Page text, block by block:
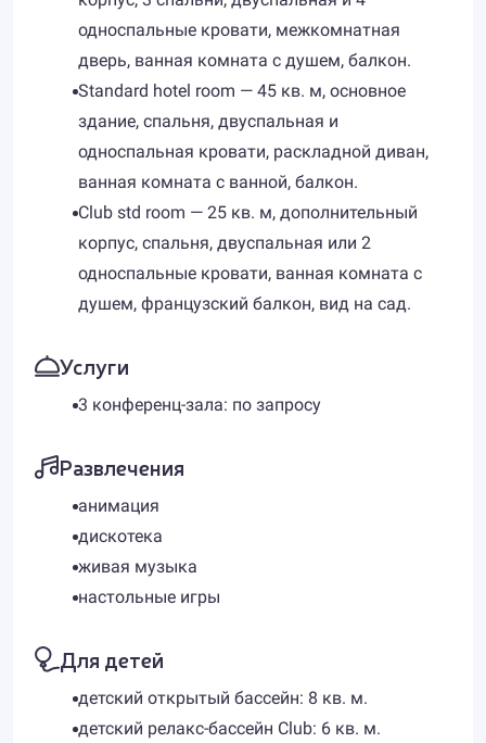
односпальные кровати, межкомнатная
дверь, ванная комната с душем, балкон.
Standard hotel room — 45 кв. м, основное
здание, спальня, двуспальная и
односпальная кровати, раскладной диван,
ванная комната с ванной, балкон.
Club std room — 25 кв. м, дополнительный
корпус, спальня, двуспальная или 2
односпальные кровати, ванная комната с
душем, французский балкон, вид на сад.
Услуги
3 конференц-зала: по запросу
Развлечения
анимация
дискотека
живая музыка
настольные игры
Для детей
детский открытый бассейн: 8 кв. м.
детский релакс-бассейн Club: 6 кв. м.